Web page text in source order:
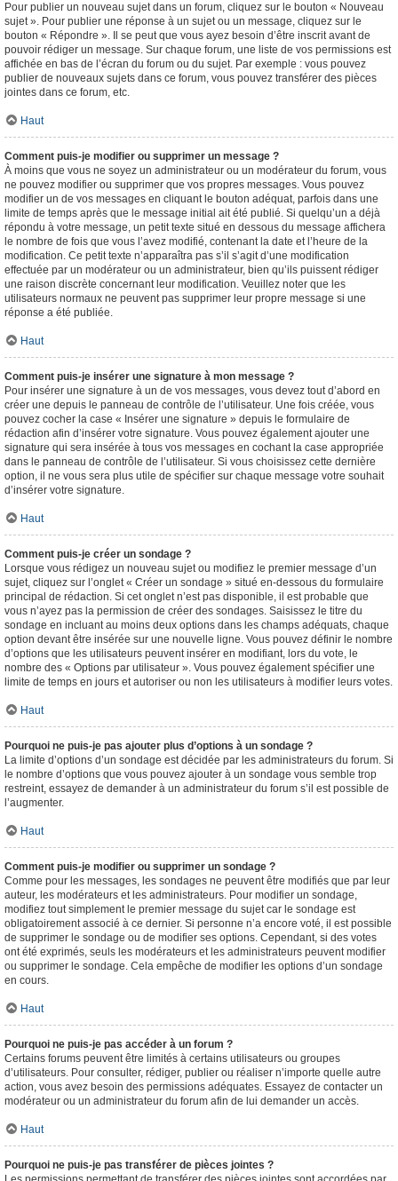
Pour publier un nouveau sujet dans un forum, cliquez sur le bouton « Nouveau
sujet ». Pour publier une réponse à un sujet ou un message, cliquez sur le
bouton « Répondre ». Il se peut que vous ayez besoin d’être inscrit avant de
pouvoir rédiger un message. Sur chaque forum, une liste de vos permissions est
affichée en bas de l’écran du forum ou du sujet. Par exemple : vous pouvez
publier de nouveaux sujets dans ce forum, vous pouvez transférer des pièces
jointes dans ce forum, etc.
Haut
Comment puis-je modifier ou supprimer un message ?
À moins que vous ne soyez un administrateur ou un modérateur du forum, vous
ne pouvez modifier ou supprimer que vos propres messages. Vous pouvez
modifier un de vos messages en cliquant le bouton adéquat, parfois dans une
limite de temps après que le message initial ait été publié. Si quelqu’un a déjà
répondu à votre message, un petit texte situé en dessous du message affichera
le nombre de fois que vous l’avez modifié, contenant la date et l’heure de la
modification. Ce petit texte n’apparaîtra pas s’il s’agit d’une modification
effectuée par un modérateur ou un administrateur, bien qu’ils puissent rédiger
une raison discrète concernant leur modification. Veuillez noter que les
utilisateurs normaux ne peuvent pas supprimer leur propre message si une
réponse a été publiée.
Haut
Comment puis-je insérer une signature à mon message ?
Pour insérer une signature à un de vos messages, vous devez tout d’abord en
créer une depuis le panneau de contrôle de l’utilisateur. Une fois créée, vous
pouvez cocher la case « Insérer une signature » depuis le formulaire de
rédaction afin d’insérer votre signature. Vous pouvez également ajouter une
signature qui sera insérée à tous vos messages en cochant la case appropriée
dans le panneau de contrôle de l’utilisateur. Si vous choisissez cette dernière
option, il ne vous sera plus utile de spécifier sur chaque message votre souhait
d’insérer votre signature.
Haut
Comment puis-je créer un sondage ?
Lorsque vous rédigez un nouveau sujet ou modifiez le premier message d’un
sujet, cliquez sur l’onglet « Créer un sondage » situé en-dessous du formulaire
principal de rédaction. Si cet onglet n’est pas disponible, il est probable que
vous n’ayez pas la permission de créer des sondages. Saisissez le titre du
sondage en incluant au moins deux options dans les champs adéquats, chaque
option devant être insérée sur une nouvelle ligne. Vous pouvez définir le nombre
d’options que les utilisateurs peuvent insérer en modifiant, lors du vote, le
nombre des « Options par utilisateur ». Vous pouvez également spécifier une
limite de temps en jours et autoriser ou non les utilisateurs à modifier leurs votes.
Haut
Pourquoi ne puis-je pas ajouter plus d’options à un sondage ?
La limite d’options d’un sondage est décidée par les administrateurs du forum. Si
le nombre d’options que vous pouvez ajouter à un sondage vous semble trop
restreint, essayez de demander à un administrateur du forum s’il est possible de
l’augmenter.
Haut
Comment puis-je modifier ou supprimer un sondage ?
Comme pour les messages, les sondages ne peuvent être modifiés que par leur
auteur, les modérateurs et les administrateurs. Pour modifier un sondage,
modifiez tout simplement le premier message du sujet car le sondage est
obligatoirement associé à ce dernier. Si personne n’a encore voté, il est possible
de supprimer le sondage ou de modifier ses options. Cependant, si des votes
ont été exprimés, seuls les modérateurs et les administrateurs peuvent modifier
ou supprimer le sondage. Cela empêche de modifier les options d’un sondage
en cours.
Haut
Pourquoi ne puis-je pas accéder à un forum ?
Certains forums peuvent être limités à certains utilisateurs ou groupes
d’utilisateurs. Pour consulter, rédiger, publier ou réaliser n’importe quelle autre
action, vous avez besoin des permissions adéquates. Essayez de contacter un
modérateur ou un administrateur du forum afin de lui demander un accès.
Haut
Pourquoi ne puis-je pas transférer de pièces jointes ?